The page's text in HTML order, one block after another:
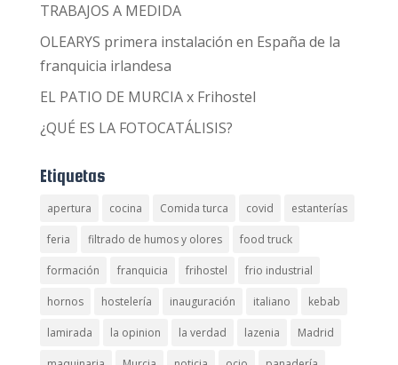
TRABAJOS A MEDIDA
OLEARYS primera instalación en España de la
franquicia irlandesa
EL PATIO DE MURCIA x Frihostel
¿QUÉ ES LA FOTOCATÁLISIS?
Etiquetas
apertura cocina Comida turca covid estanterías
feria filtrado de humos y olores food truck
formación franquicia frihostel frio industrial
hornos hostelería inauguración italiano kebab
lamirada la opinion la verdad lazenia Madrid